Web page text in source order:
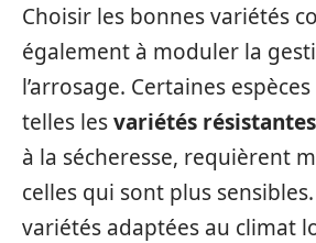
Choisir les bonnes variétés
également à moduler la
l’arrosage. Certaines
telles lesvariétés résistantes
à la sécheresse, requièrent
celles qui sont plus
variétés adaptées au climat